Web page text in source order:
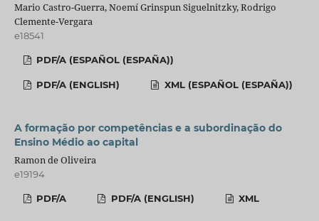
Mario Castro-Guerra, Noemí Grinspun Siguelnitzky, Rodrigo
Clemente-Vergara
e18541
PDF/A (ESPAÑOL (ESPAÑA))
PDF/A (ENGLISH) XML (ESPAÑOL (ESPAÑA))
A formação por competências e a subordinação do
Ensino Médio ao capital
Ramon de Oliveira
e19194
PDF/A PDF/A (ENGLISH) XML